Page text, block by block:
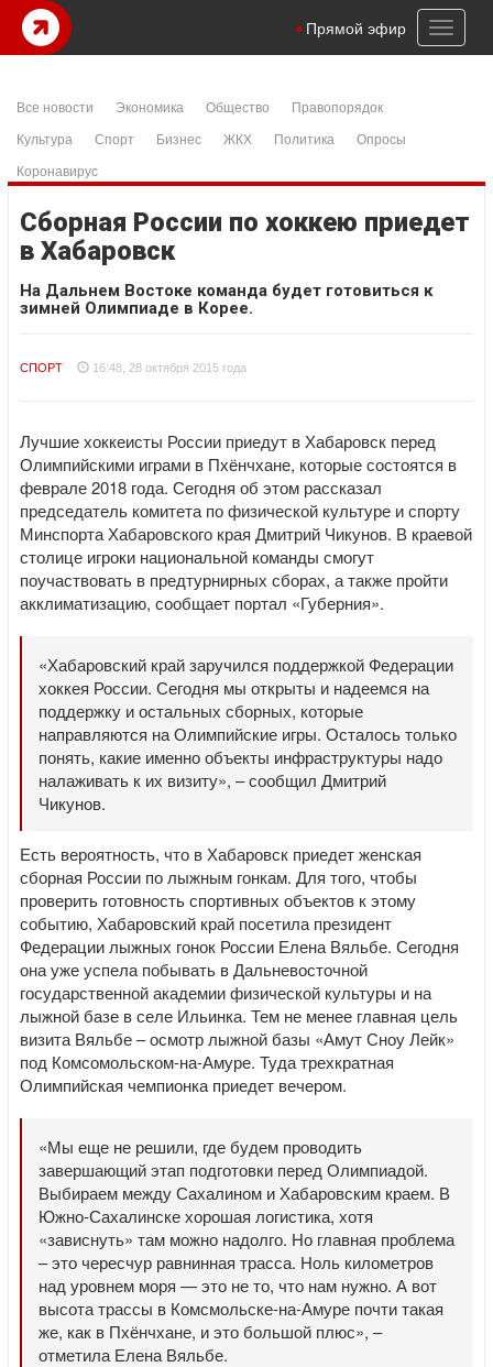
Toggle
Прямой эфир
Все новости Экономика Общество
Правопорядок
Культура
Спорт Бизнес ЖКХ Политика
Опросы
Коронавирус
Сборная России по хоккею приедет
в Хабаровск
На Дальнем Востоке команда будет готовиться к
зимней Олимпиаде в Корее.
СПОРТ 16:48, 28 октября 2015 года
Лучшие хоккеисты России приедут в Хабаровск перед
Олимпийскими играми в Пхёнчхане, которые состоятся в
феврале 2018 года. Сегодня об этом рассказал
председатель комитета по физической культуре и спорту
Минспорта Хабаровского края Дмитрий Чикунов. В краевой
столице игроки национальной команды смогут
поучаствовать в предтурнирных сборах, а также пройти
акклиматизацию, сообщает портал «Губерния».
«Хабаровский край заручился поддержкой Федерации
хоккея России. Сегодня мы открыты и надеемся на
поддержку и остальных сборных, которые
направляются на Олимпийские игры. Осталось только
понять, какие именно объекты инфраструктуры надо
налаживать к их визиту», – сообщил Дмитрий
Чикунов.
Есть вероятность, что в Хабаровск приедет женская
сборная России по лыжным гонкам. Для того, чтобы
проверить готовность спортивных объектов к этому
событию, Хабаровский край посетила президент
Федерации лыжных гонок России Елена Вяльбе. Сегодня
она уже успела побывать в Дальневосточной
государственной академии физической культуры и на
лыжной базе в селе Ильинка. Тем не менее главная цель
визита Вяльбе – осмотр лыжной базы «Амут Сноу Лейк»
под Комсомольском-на-Амуре. Туда трехкратная
Олимпийская чемпионка приедет вечером.
«Мы еще не решили, где будем проводить
завершающий этап подготовки перед Олимпиадой.
Выбираем между Сахалином и Хабаровским краем. В
Южно-Сахалинске хорошая логистика, хотя
«зависнуть» там можно надолго. Но главная проблема
– это чересчур равнинная трасса. Ноль километров
над уровнем моря — это не то, что нам нужно. А вот
высота трассы в Комсмольске-на-Амуре почти такая
же, как в Пхёнчхане, и это большой плюс», –
отметила Елена Вяльбе.